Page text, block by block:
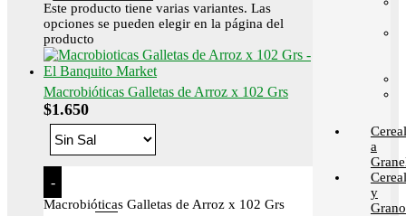
Este producto tiene varias variantes. Las
opciones se pueden elegir en la página del
producto
Macrobióticas Galletas de Arroz x 102 Grs
$1.650
-
Macrobióticas Galletas de Arroz x 102 Grs
a
y